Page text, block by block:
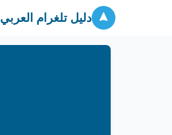
دليل تلغرام العربي